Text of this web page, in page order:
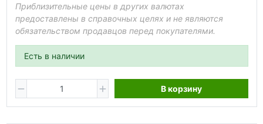
Приблизительные цены в других валютах
предоставлены в справочных целях и не являются
обязательством продавцов перед покупателями.
Есть в наличии
В корзину